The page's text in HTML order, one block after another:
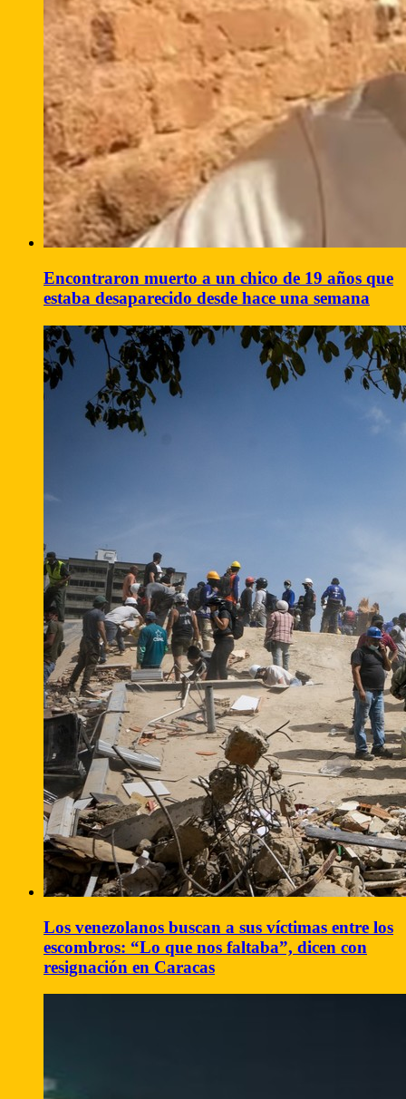
Encontraron muerto a un chico de 19 años que
estaba desaparecido desde hace una semana
Los venezolanos buscan a sus víctimas entre los
escombros: “Lo que nos faltaba”, dicen con
resignación en Caracas